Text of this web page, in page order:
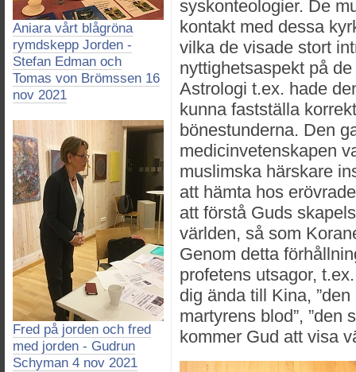
Aniara vårt blågröna
rymdskepp Jorden -
Stefan Edman och
Tomas von Brömssen 16
nov 2021
Fred på jorden och fred
med jorden - Gudrun
Schyman 4 nov 2021
syskonteologier. De
kontakt med dessa
vilka de visade stort
nyttighetsaspekt på
Astrologi t.ex. hade
kunna fastställa
bönestunderna. Den
medicinvetenskapen
muslimska härskare
att hämta hos
att förstå Guds
världen, så som
Genom detta
profetens utsagor,
dig ända till Kina,
martyrens blod”, ”den
kommer Gud att visa